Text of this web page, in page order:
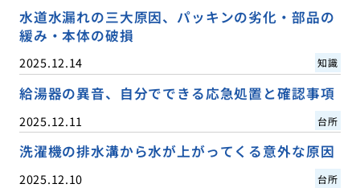
水道水漏れの三大原因、パッキンの劣化・部品の
緩み・本体の破損
2025.12.14 知識
給湯器の異音、自分でできる応急処置と確認事項
2025.12.11 台所
洗濯機の排水溝から水が上がってくる意外な原因
2025.12.10 台所